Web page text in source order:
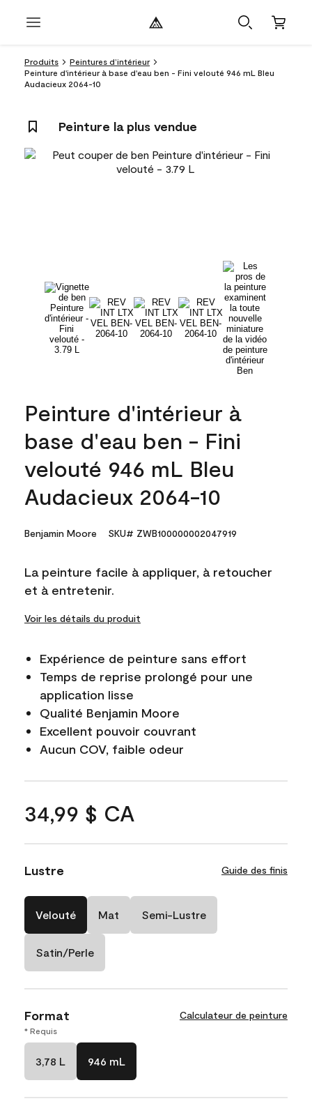
Produits
Peintures d’intérieur
Peinture d'intérieur à base d'eau ben - Fini velouté 946 mL Bleu
Audacieux 2064-10
Peinture la plus vendue
Peinture d'intérieur à
base d'eau ben - Fini
velouté 946 mL Bleu
Audacieux 2064-10
Benjamin Moore SKU# ZWB100000002047919
La peinture facile à appliquer, à retoucher
et à entretenir.
Voir les détails du produit
Expérience de peinture sans effort
Temps de reprise prolongé pour une
application lisse
Qualité Benjamin Moore
Excellent pouvoir couvrant
Aucun COV, faible odeur
34,99 $ CA
Lustre Guide des finis
Velouté Mat Semi-Lustre
Satin/Perle
Format Calculateur de peinture
* Requis
3,78 L 946 mL